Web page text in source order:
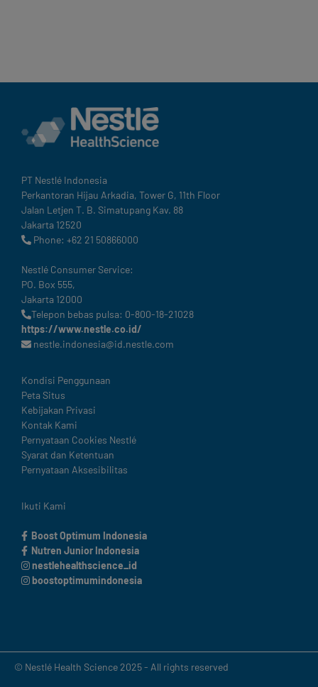
PT Nestlé Indonesia
Perkantoran Hijau Arkadia, Tower G, 11th Floor
Jalan Letjen T. B. Simatupang Kav. 88
Jakarta 12520
Phone: +62 21 50866000
Nestlé Consumer Service:
PO. Box 555,
Jakarta 12000
Telepon bebas pulsa: 0-800-18-21028
https://www.nestle.co.id/
nestle.indonesia@id.nestle.com
Legal
Kondisi Penggunaan
Peta Situs
Kebijakan Privasi
Kontak Kami
Pernyataan Cookies Nestlé
Syarat dan Ketentuan
Pernyataan Aksesibilitas
Ikuti Kami
Boost Optimum Indonesia
Nutren Junior Indonesia
nestlehealthscience_id
boostoptimumindonesia
© Nestlé Health Science 2025 - All rights reserved